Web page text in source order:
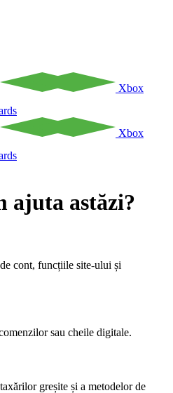
Xbox
Xbox
ajuta astăzi?
cont, funcțiile site-ului și
sau cheile digitale.
greșite și a metodelor de